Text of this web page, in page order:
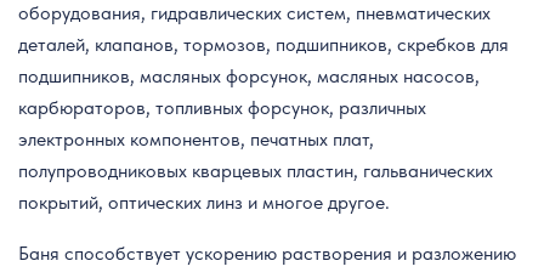
оборудования, гидравлических систем, пневматических
деталей, клапанов, тормозов, подшипников, скребков для
подшипников, масляных форсунок, масляных насосов,
карбюраторов, топливных форсунок, различных
электронных компонентов, печатных плат,
полупроводниковых кварцевых пластин, гальванических
покрытий, оптических линз и многое другое.
Баня способствует ускорению растворения и разложению